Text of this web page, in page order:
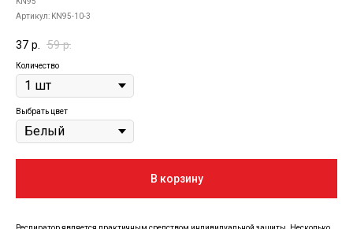
Артикул: KN95-10-3
37 р. 59 р.
Количество
Выбрать цвет
В корзину